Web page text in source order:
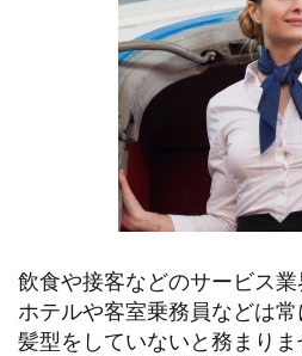
飲食や接客などのサービス業
ホテルや客室乗務員などは
髪型をしていないと務まり